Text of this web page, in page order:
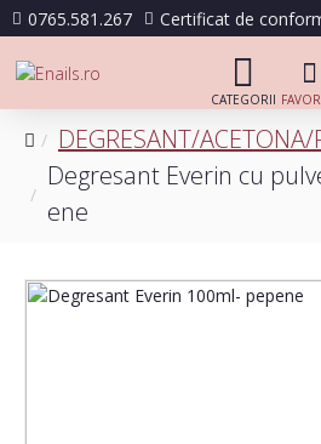
0765.581.267 Certificat de
DEGRESANT/ACETONA/
Degresant Everin cu
ene